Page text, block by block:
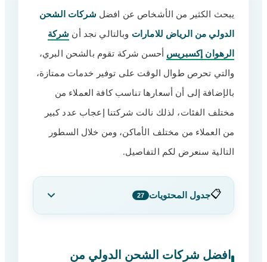
يبحث الكثير من الأشخاص عن افضل شركات الشحن
الدولي من الرياض للامارات وبالتالي نجد أن شركة
الرهوان إكسبريس أحسن شركة تقوم بالشحن البري،
والتي تحرص طوال الوقت على توفير خدمات ممتازة،
بالإضافة إلى أن أسعارها تناسب كافة العملاء من
مختلف الفئات، لذلك نالت شركتنا إعجاب عدد كبير
من العملاء من مختلف الأماكن، ومن خلال السطور
التالية سنعرض لكم التفاصيل.
📋جدول المحتويات 27
للامارات
افضل شركات الشحن الدولي من